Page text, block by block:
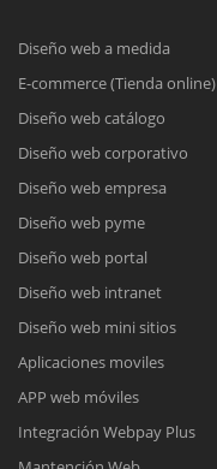
Diseño web a medida
E-commerce (Tienda online)
Diseño web catálogo
Diseño web corporativo
Diseño web empresa
Diseño web pyme
Diseño web portal
Diseño web intranet
Diseño web mini sitios
Aplicaciones moviles
APP web móviles
Integración Webpay Plus